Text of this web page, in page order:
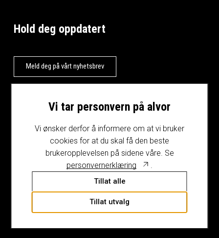
Vi tar personvern på alvor
Vi ønsker derfor å informere om at vi bruker
cookies for at du skal få den beste
brukeropplevelsen på sidene våre. Se
personvernerklæring
.
Tillat alle
Tillat utvalg
Hold deg oppdatert
Meld deg på vårt nyhetsbrev